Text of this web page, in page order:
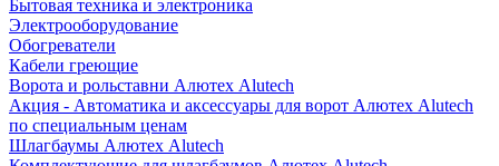
Бытовая техника и электроника
Электрооборудование
Обогреватели
Кабели греющие
Ворота и рольставни Алютех Alutech
Акция - Автоматика и аксессуары для ворот Алютех Alutech
по специальным ценам
Шлагбаумы Алютех Alutech